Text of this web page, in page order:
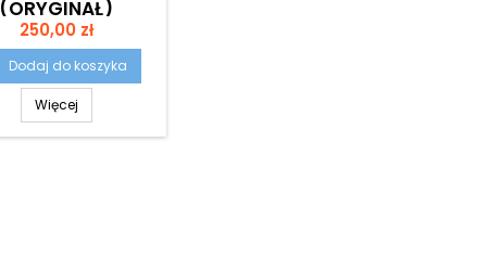
(ORYGINAŁ)
Cena
250,00 zł
Dodaj do koszyka
Więcej